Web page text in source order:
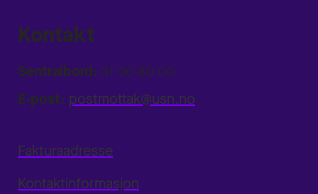
Kontakt
Sentralbord: 31 00 80 00
E-post: postmottak@usn.no
Fakturaadresse
Kontaktinformasjon